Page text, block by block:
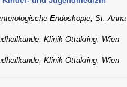
Endoskopie, St.
Klinik Ottakring, Wien
Klinik Ottakring, Wien